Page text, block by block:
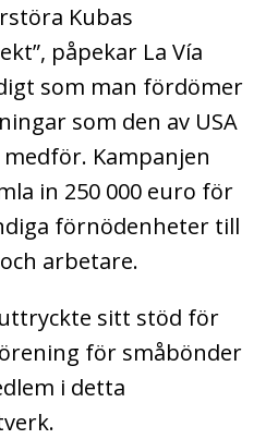
Kubas
påpekar La Vía
som man fördömer
som den av USA
Kampanjen
in 250 000 euro för
förnödenheter till
arbetare.
uttryckte sitt stöd för
för småbönder
i detta